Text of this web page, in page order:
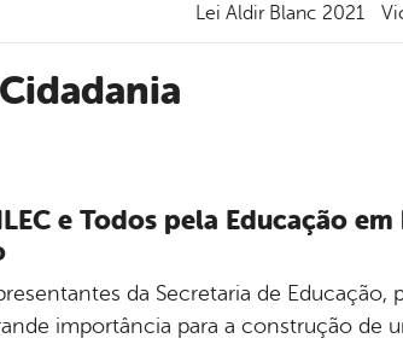
Lei Aldir Blanc 2021
e Todos pela Educação em
da Secretaria de Educação,
importância para a construção de